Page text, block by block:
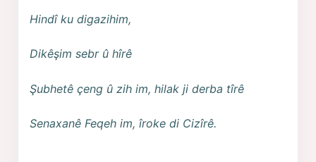
Hindî ku digazihim,
Dikêşim sebr û hîrê
Şubhetê çeng û zih im, hilak ji derba tîrê
Senaxanê Feqeh im, îroke di Cizîrê.